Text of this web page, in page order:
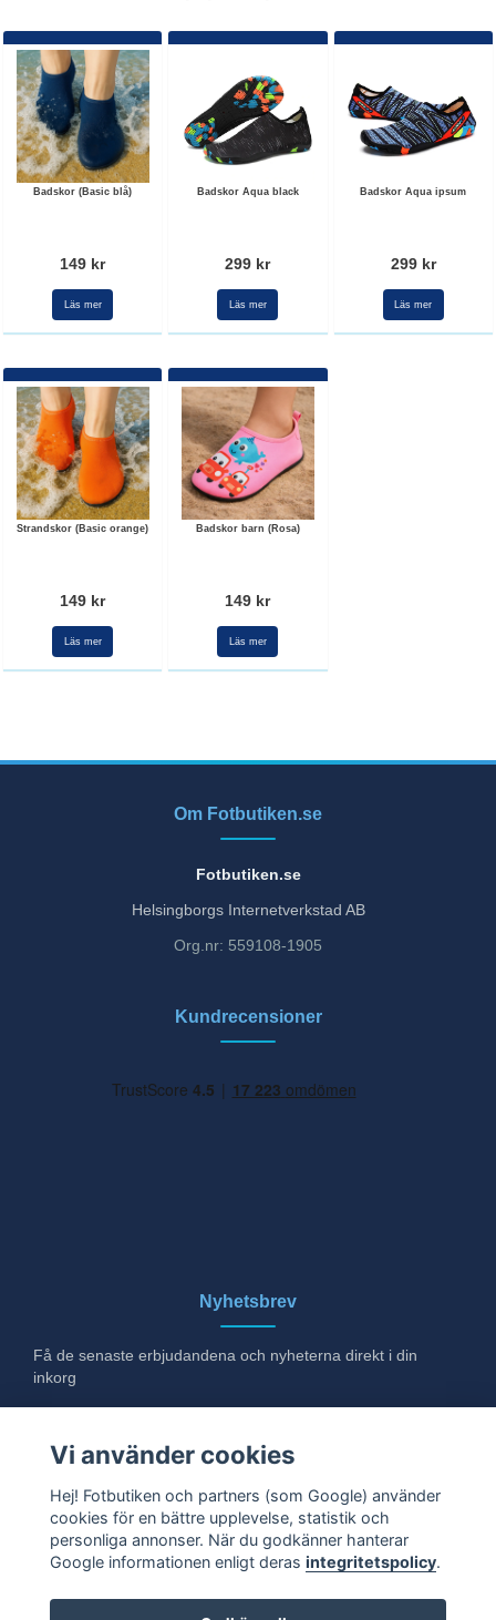
Badskor (Basic blå)
149 kr
Läs mer
Badskor Aqua black
299 kr
Läs mer
Badskor Aqua ipsum
299 kr
Läs mer
Strandskor (Basic orange)
149 kr
Läs mer
Badskor barn (Rosa)
149 kr
Läs mer
Om Fotbutiken.se
Fotbutiken.se
Helsingborgs Internetverkstad AB
Org.nr: 559108-1905
Kundrecensioner
Nyhetsbrev
Få de senaste erbjudandena och nyheterna direkt i din
inkorg
Ja tack!
Vi använder cookies
Hej! Fotbutiken och partners (som Google) använder
cookies för en bättre upplevelse, statistik och
personliga annonser. När du godkänner hanterar
Google informationen enligt deras integritetspolicy.